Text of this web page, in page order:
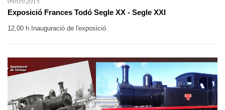
Exposició Frances Todó Segle XX - Segle XXI
12,00 h Inauguració de l'exposició